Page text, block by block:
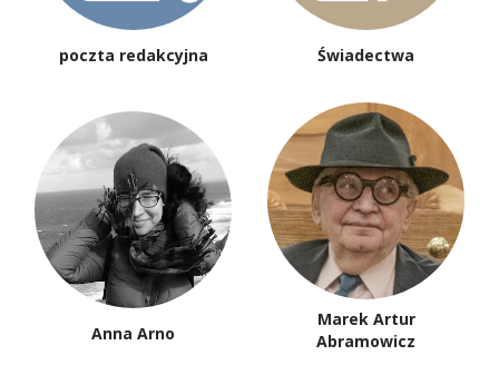
poczta redakcyjna Świadectwa
Anna Arno
Marek Artur
Abramowicz